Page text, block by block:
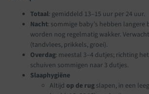
Totaal: gemiddeld 13–15 uur per 24 uur.
Nacht: sommige baby’s hebben
worden nog regelmatig wakker.
(tandvlees, prikkels, groei).
Overdag: meestal 3–4 dutjes; richting
schuiven sommigen naar 3 dutjes.
Slaaphygiëne
Altijd op de rug slapen, in een